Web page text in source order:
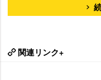
関連リンク+